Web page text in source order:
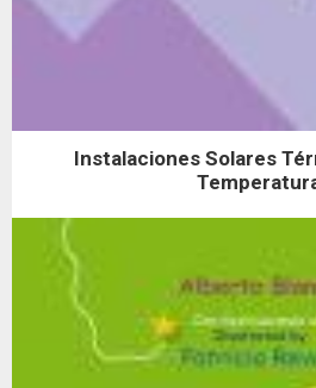
Instalaciones Solares